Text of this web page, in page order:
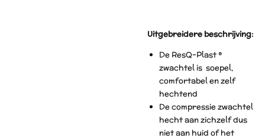
Uitgebreidere beschrijving:
De ResQ-Plast ®
zwachtel is soepel,
comfortabel en zelf
hechtend
De compressie zwachtel
hecht aan zichzelf dus
niet aan huid of het